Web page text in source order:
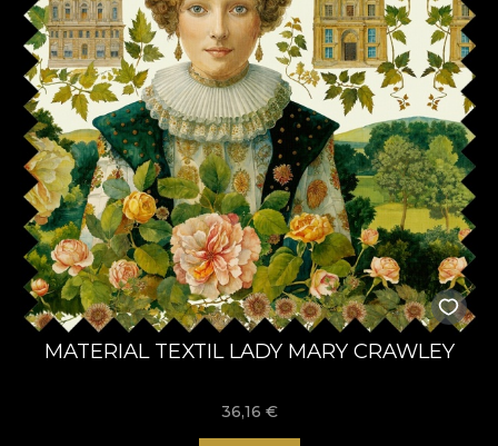
MATERIAL TEXTIL LADY MARY CRAWLEY
36,16 €